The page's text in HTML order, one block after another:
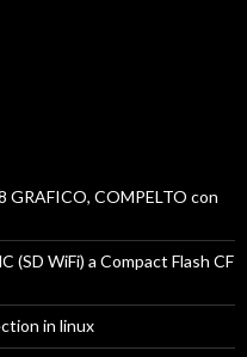
GRAFICO, COMPELTO con
(SD WiFi) a Compact Flash CF
in linux